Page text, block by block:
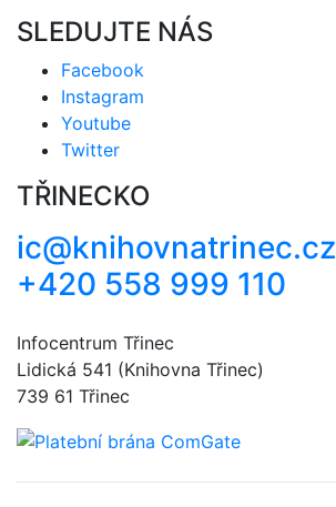
SLEDUJTE NÁS
Facebook
Instagram
Youtube
Twitter
TŘINECKO
ic@knihovnatrinec.cz
+420 558 999 110
Infocentrum Třinec
Lidická 541 (Knihovna Třinec)
739 61 Třinec